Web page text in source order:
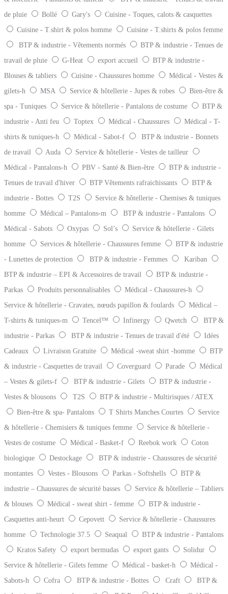
de pluie
Bollé Gary's
Cuisine - Toques, calots & casquettes
Cuisine - T.shirt & polos homme
Cuisine - T.shirts & polos femme
BTP & industrie - Vêtements normés
BTP & industrie - Tenues de
travail de pluie
G-Heat export accueil
BTP & industrie -
Blouses & tabliers
Cuisine - Chaussures homme
Médical - Vestes &
gilets-h
MSA Service & hôtellerie - Jupes & robes
Bien-être &
spa - Tuniques
Service & hôtellerie - Pantalons de costume
BTP &
industrie - Anti feu
Toptex Médical - Chaussures
Médical - T-
shirts & tuniques-h
Médical - Sabot-f
BTP & industrie - Bonnets
de travail
Auda
Service & hôtellerie - Vestes de tailleur
Médical - Pantalons-h
PBV - Santé & Bien-être
BTP & industrie -
Tenues de travail d'hiver
BTP Vêtements rafraichissants
BTP &
industrie - Bottes
T2S
Service & hôtellerie - Chemises & tuniques
homme
Médical – Pantalons-m
BTP & industrie - Pantalons
Médical - Sabots
Oxypas Sol’s
Service & hôtellerie - Gilets
homme
Services & hôtellerie - Chaussures femme
BTP & industrie
- Lunettes de protection
BTP & industrie - Femmes
Kariban
BTP & industrie – EPI & Accessoires de travail
BTP & industrie -
Parkas
Produits personnalisables
Médical - Chaussures-h
Service & hôtellerie - Cravates, nœuds papillon & foulards
Médical –
T-shirts & tuniques-m
Tencel™ Infinergy Qwetch
BTP &
industrie - Parkas
BTP & industrie - Tenues de travail d'été
Idées
Cadeaux
Livraison Gratuite Médical -sweat shirt -homme
BTP
& industrie - Casquettes de travail
Coverguard Parade
Médical
– Vestes & gilets-f
BTP & industrie - Gilets
BTP & industrie -
Vestes & blousons
T2S
BTP & industrie - Multirisques / ATEX
Bien-être & spa- Pantalons
T Shirts Manches Courtes
Service
& hôtellerie - Chemisiers & tuniques femme
Service & hôtellerie -
Vestes de costume
Médical - Basket-f Reebok work
Coton
biologique
Destockage
BTP & industrie - Chaussures de sécurité
montantes
Vestes - Blousons Parkas - Softshells
BTP &
industrie – Chaussures de sécurité basses
Service & hôtellerie – Tabliers
& blouses
Médical - sweat shirt - femme
BTP & industrie -
Casquettes anti-heurt
Cepovett
Service & hôtellerie - Chaussures
homme
Technologie 37.5 Seaqual
BTP & industrie - Pantalons
Kratos Safety
export bermudas export gants
Solidur
Service & hôtellerie - Gilets femme
Médical - basket-h
Médical -
Sabots-h
Cofra BTP & industrie - Bottes Craft
BTP &